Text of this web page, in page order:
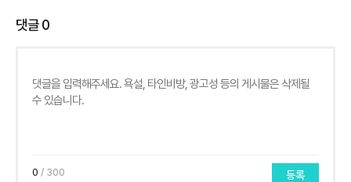
댓글0
0 / 300 등록